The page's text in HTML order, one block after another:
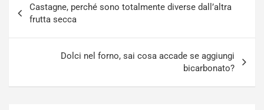
articoli
Castagne, perché sono totalmente diverse dall’altra
frutta secca
Dolci nel forno, sai cosa accade se aggiungi
bicarbonato?